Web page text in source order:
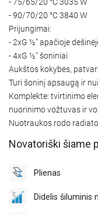
- 90/70/20 °C 3840 W
Prijungimai:
- 2xG ½″ apačioje
- 4xG ½″ šoniniai
Aukštos kokybės,
Turi šoninį apsaugą ir
Komplekte: tvirtinimo
nuorinimo vožtuvas ir
Nuotraukos rodo
Novatoriški šiame
Plienas
Didelis šiluminis